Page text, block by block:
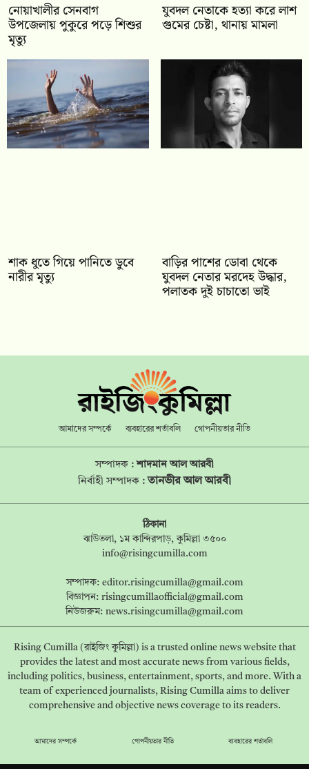
নোয়াখালীর সেনবাগ
উপজেলায় পুকুরে পড়ে শিশুর
মৃত্যু
যুবদল নেতাকে হত্যা করে লাশ
গুমের চেষ্টা, থানায় মামলা
শাক ধুতে গিয়ে পানিতে ডুবে
নারীর মৃত্যু
বাড়ির পাশের ডোবা থেকে
যুবদল নেতার মরদেহ উদ্ধার,
পলাতক দুই চাচাতো ভাই
আমাদের সম্পর্কে ব্যবহারের শর্তাবলি গোপনীয়তার নীতি
সম্পাদক :শাদমান আল আরবী
নির্বাহী সম্পাদক : তানভীর আল আরবী
ঠিকানা
ঝাউতলা, ১ম কান্দিরপাড়, কুমিল্লা ৩৫০০
info@risingcumilla.com
সম্পাদক: editor.risingcumilla@gmail.com
বিজ্ঞাপন: risingcumillaofficial@gmail.com
নিউজরুম: news.risingcumilla@gmail.com
Rising Cumilla (রাইজিং কুমিল্লা) is a trusted online news website that
provides the latest and most accurate news from various fields,
including politics, business, entertainment, sports, and more. With a
team of experienced journalists, Rising Cumilla aims to deliver
comprehensive and objective news coverage to its readers.
আমাদের সম্পর্কে গোপনীয়তার নীতি ব্যবহারের শর্তাবলি